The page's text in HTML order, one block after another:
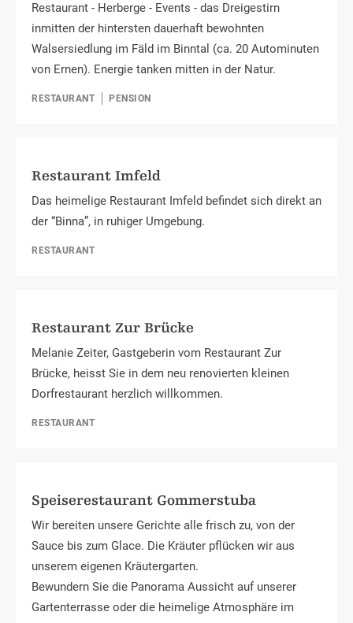
Restaurant - Herberge - Events - das Dreigestirn
inmitten der hintersten dauerhaft bewohnten
Walsersiedlung im Fäld im Binntal (ca. 20 Autominuten
von Ernen). Energie tanken mitten in der Natur.
RESTAURANT PENSION
Restaurant Imfeld
Das heimelige Restaurant Imfeld befindet sich direkt an
der “Binna”, in ruhiger Umgebung.
RESTAURANT
Restaurant Zur Brücke
Melanie Zeiter, Gastgeberin vom Restaurant Zur
Brücke, heisst Sie in dem neu renovierten kleinen
Dorfrestaurant herzlich willkommen.
RESTAURANT
Speiserestaurant Gommerstuba
Wir bereiten unsere Gerichte alle frisch zu, von der
Sauce bis zum Glace. Die Kräuter pflücken wir aus
unserem eigenen Kräutergarten.
Bewundern Sie die Panorama Aussicht auf unserer
Gartenterrasse oder die heimelige Atmosphäre im